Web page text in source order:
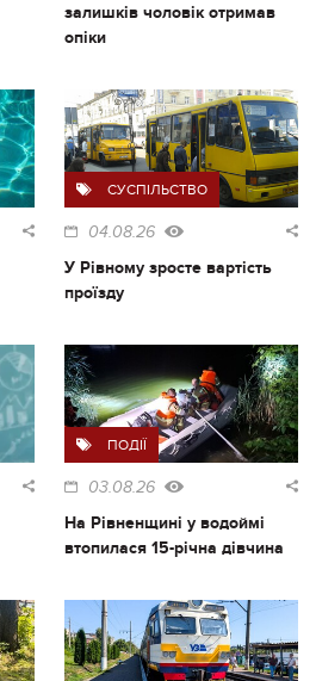
залишків чоловік отримав
опіки
СУСПІЛЬСТВО
04.08.26
У Рівному зросте вартість
проїзду
ПОДІЇ
03.08.26
На Рівненщині у водоймі
втопилася 15-річна дівчина